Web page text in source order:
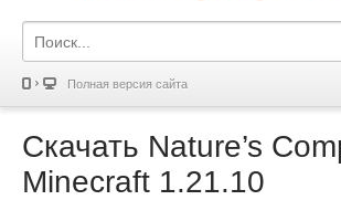
Полная версия сайта
Скачать Nature’s
Minecraft 1.21.10